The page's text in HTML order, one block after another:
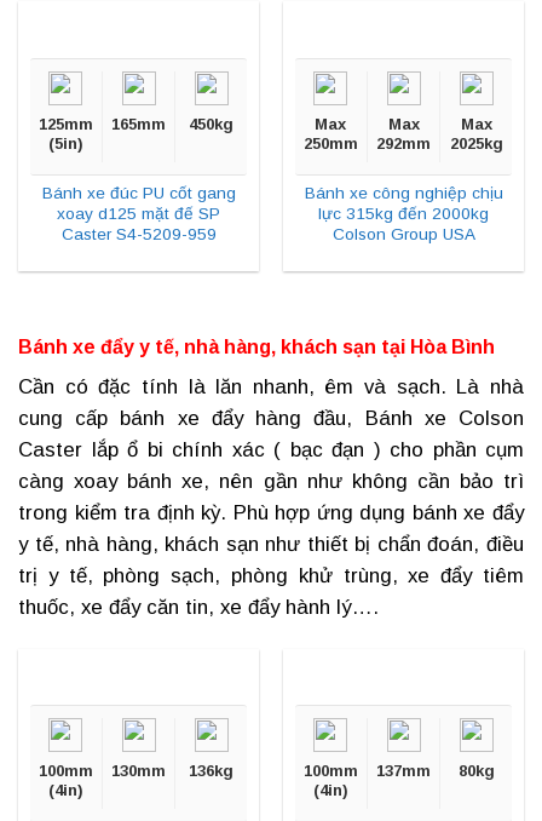
125mm
(5in)
165mm 450kg
Bánh xe đúc PU cốt gang
xoay d125 mặt đế SP
Caster S4-5209-959
Max
250mm
Max
292mm
Max
2025kg
Bánh xe công nghiệp chịu
lực 315kg đến 2000kg
Colson Group USA
Bánh xe đẩy y tế, nhà hàng, khách sạn tại Hòa Bình
Cần có đặc tính là lăn nhanh, êm và sạch. Là nhà
cung cấp bánh xe đẩy hàng đầu, Bánh xe Colson
Caster lắp ổ bi chính xác ( bạc đạn ) cho phần cụm
càng xoay bánh xe, nên gần như không cần bảo trì
trong kiểm tra định kỳ. Phù hợp ứng dụng bánh xe đẩy
y tế, nhà hàng, khách sạn như thiết bị chẩn đoán, điều
trị y tế, phòng sạch, phòng khử trùng, xe đẩy tiêm
thuốc, xe đẩy căn tin, xe đẩy hành lý….
100mm
(4in)
130mm 136kg
100mm
(4in)
137mm 80kg